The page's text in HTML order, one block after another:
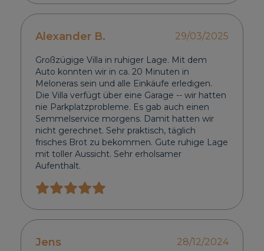
Alexander B. 29/03/2025
Großzügige Villa in ruhiger Lage. Mit dem
Auto konnten wir in ca. 20 Minuten in
Meloneras sein und alle Einkäufe erledigen.
Die Villa verfügt über eine Garage -- wir hatten
nie Parkplatzprobleme. Es gab auch einen
Semmelservice morgens. Damit hatten wir
nicht gerechnet. Sehr praktisch, täglich
frisches Brot zu bekommen. Gute ruhige Lage
mit toller Aussicht. Sehr erholsamer
Aufenthalt.
Jens 28/12/2024